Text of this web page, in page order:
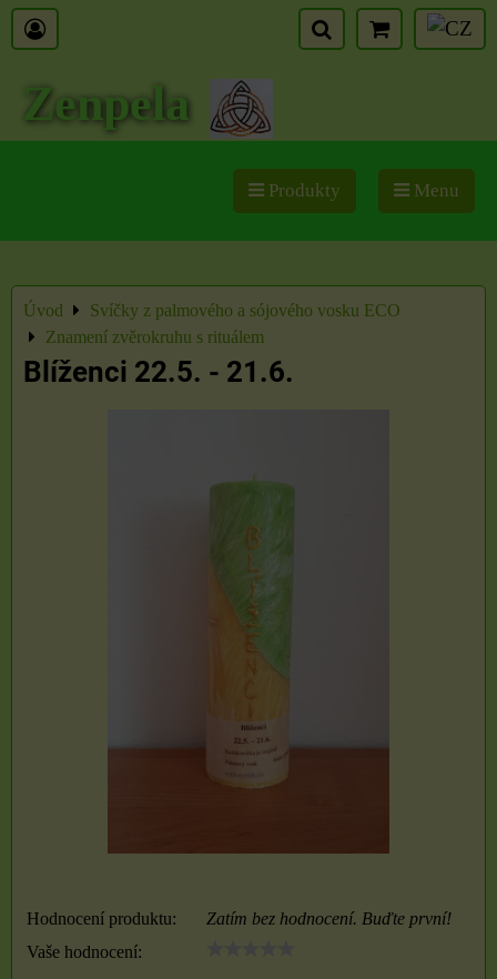
Zenpela
Produkty Menu
Úvod
Svíčky z palmového a sójového vosku ECO
Znamení zvěrokruhu s rituálem
Blíženci 22.5. - 21.6.
Hodnocení produktu:
Zatím bez hodnocení. Buďte první!
Vaše hodnocení: